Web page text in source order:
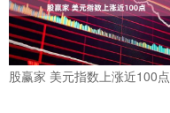
股赢家 美元指数上涨近100点